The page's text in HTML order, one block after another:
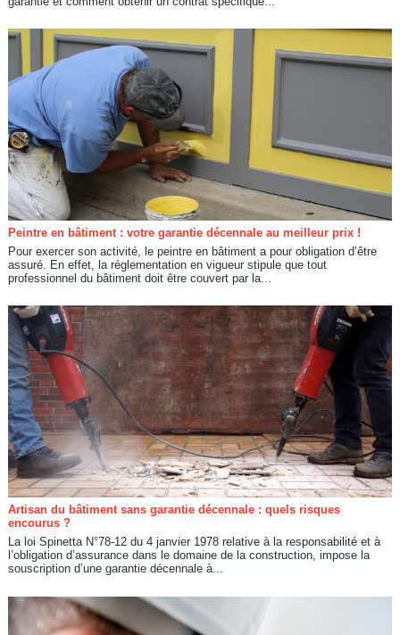
Peintre en bâtiment : votre garantie décennale au meilleur prix !
Pour exercer son activité, le peintre en bâtiment a pour obligation d’être
assuré. En effet, la réglementation en vigueur stipule que tout
professionnel du bâtiment doit être couvert par la...
Artisan du bâtiment sans garantie décennale : quels risques
encourus ?
La loi Spinetta N°78-12 du 4 janvier 1978 relative à la responsabilité et à
l’obligation d’assurance dans le domaine de la construction, impose la
souscription d’une garantie décennale à...